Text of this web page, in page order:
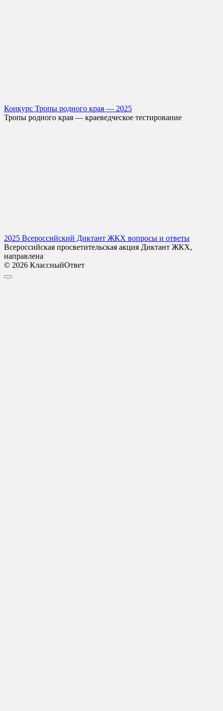
Конкурс Тропы родного края — 2025
Тропы родного края — краеведческое тестирование
2025 Всероссийский Диктант ЖКХ вопросы и ответы
Всероссийская просветительская акция Диктант ЖКХ,
направлена
© 2026 КлассныйОтвет